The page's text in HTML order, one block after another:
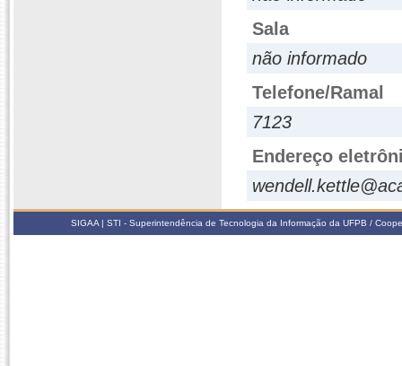
Sala
não informado
Telefone/Ramal
7123
Endereço
SIGAA | STI - Superintendência de Tecnologia da Informação da UFPB /